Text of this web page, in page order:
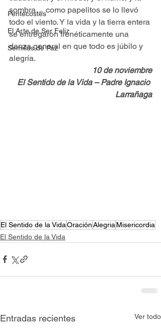
Pentecostés
El Arte de Ser Feliz
Semillas de Paz
sombra… como papelitos se lo llevó
todo el viento. Y la vida y la tierra entera
se entregaron frenéticamente una
danza general en que todo es júbilo y
alegría.
10 de noviembre
El Sentido de la Vida – Padre Ignacio
Larrañaga
El Sentido de la VidaOraciónAlegria Misericordia
El Sentido de la Vida
Entradas recientes Ver todo